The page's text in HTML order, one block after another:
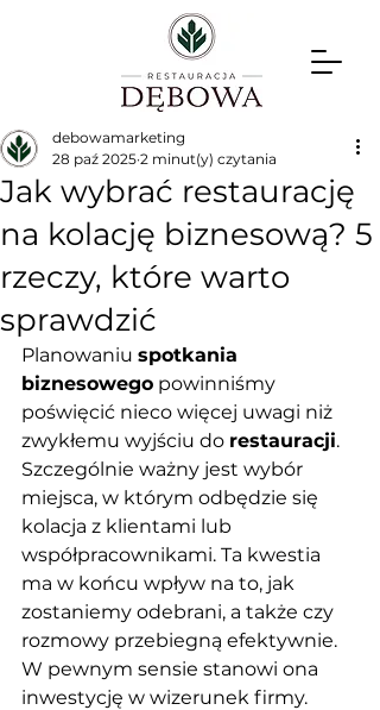
Jak wybrać restaurację
na kolację biznesową? 5
rzeczy, które warto
sprawdzić
debowamarketing
28 paź 2025 2 minut(y) czytania
Planowaniu spotkania
biznesowego powinniśmy
poświęcić nieco więcej uwagi niż
zwykłemu wyjściu do restauracji.
Szczególnie ważny jest wybór
miejsca, w którym odbędzie się
kolacja z klientami lub
współpracownikami. Ta kwestia
ma w końcu wpływ na to, jak
zostaniemy odebrani, a także czy
rozmowy przebiegną efektywnie.
W pewnym sensie stanowi ona
inwestycję w wizerunek firmy.